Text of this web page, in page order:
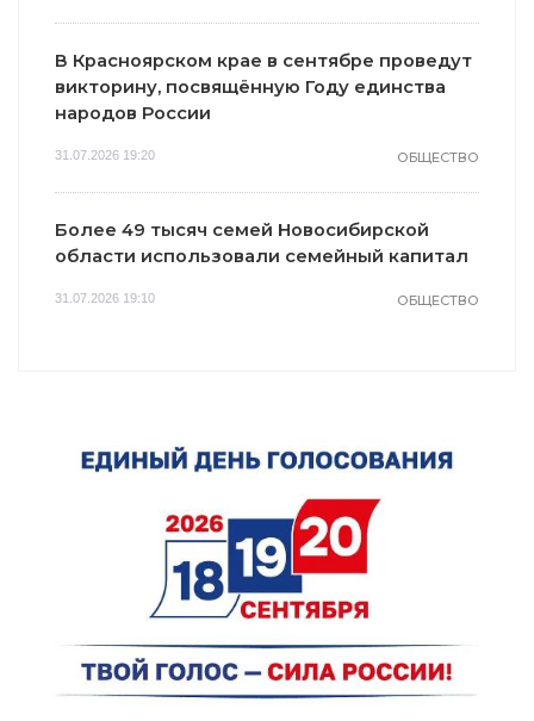
В Красноярском крае в сентябре проведут
викторину, посвящённую Году единства
народов России
31.07.2026 19:20 ОБЩЕСТВО
Более 49 тысяч семей Новосибирской
области использовали семейный капитал
31.07.2026 19:10 ОБЩЕСТВО